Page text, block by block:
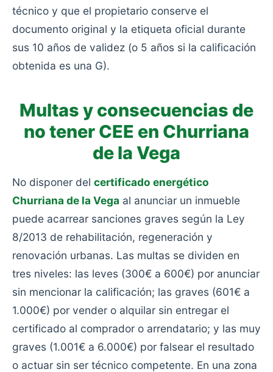
técnico y que el propietario conserve el
documento original y la etiqueta oficial durante
sus 10 años de validez (o 5 años si la calificación
obtenida es una G).
Multas y consecuencias de
no tener CEE en Churriana
de la Vega
No disponer del certificado energético
Churriana de la Vega al anunciar un inmueble
puede acarrear sanciones graves según la Ley
8/2013 de rehabilitación, regeneración y
renovación urbanas. Las multas se dividen en
tres niveles: las leves (300€ a 600€) por anunciar
sin mencionar la calificación; las graves (601€ a
1.000€) por vender o alquilar sin entregar el
certificado al comprador o arrendatario; y las muy
graves (1.001€ a 6.000€) por falsear el resultado
o actuar sin ser técnico competente. En una zona